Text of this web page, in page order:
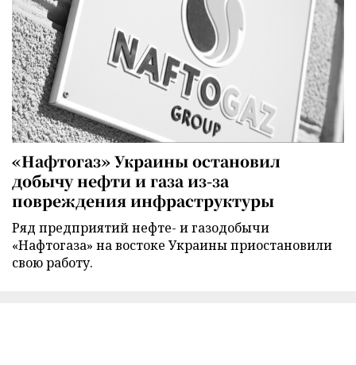
«Нафтогаз» Украины остановил
добычу нефти и газа из-за
повреждения инфраструктуры
Ряд предприятий нефте- и газодобычи
«Нафтогаза» на востоке Украины приостановили
свою работу.